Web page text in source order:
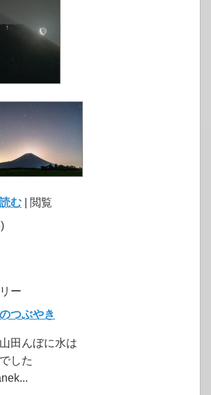
む | 閲覧
ー
つぶやき
田んぼに水は
した